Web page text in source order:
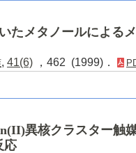
たメタノールによる
, 41(6) ，462 (1999)．
異核クラスター触
応